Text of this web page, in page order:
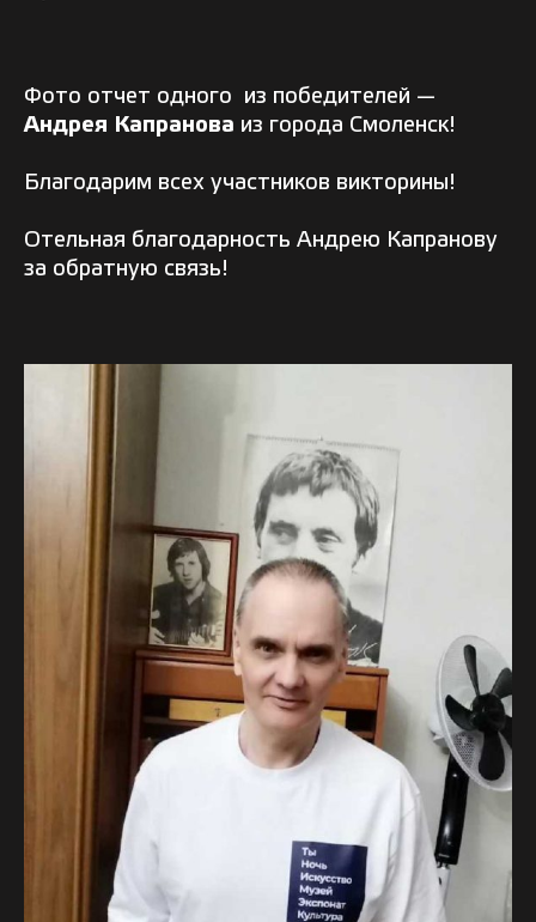
Фото отчет одного из победителей —
Андрея Капранова из города Смоленск!
Благодарим всех участников викторины!
Отельная благодарность Андрею Капранову
за обратную связь!